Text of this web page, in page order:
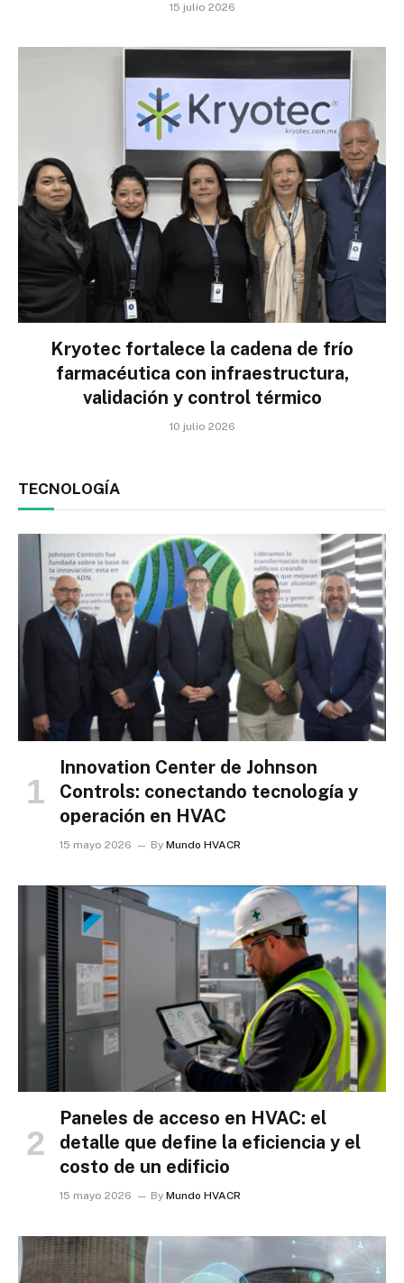
15 julio 2026
Kryotec fortalece la cadena de frío
farmacéutica con infraestructura,
validación y control térmico
10 julio 2026
TECNOLOGÍA
Innovation Center de Johnson
Controls: conectando tecnología y
operación en HVAC
15 mayo 2026 By Mundo HVACR
Paneles de acceso en HVAC: el
detalle que define la eficiencia y el
costo de un edificio
15 mayo 2026 By Mundo HVACR